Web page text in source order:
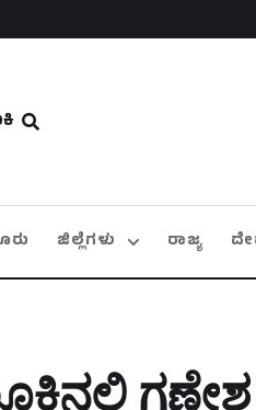
ಜಿಲ್ಲೆಗಳು ರಾಜ್ಯ